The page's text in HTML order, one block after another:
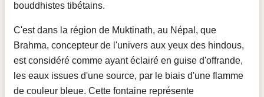
bouddhistes tibétains.
C'est dans la région de Muktinath, au Népal, que
Brahma, concepteur de l'univers aux yeux des hindous,
est considéré comme ayant éclairé en guise d'offrande,
les eaux issues d'une source, par le biais d'une flamme
de couleur bleue. Cette fontaine représente